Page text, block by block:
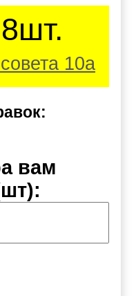
8шт.
10а
вам